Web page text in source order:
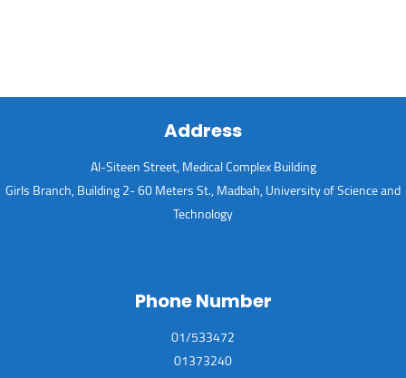
Address
Al-Siteen Street, Medical Complex Building
Girls Branch, Building 2- 60 Meters St., Madbah, University of Science and
Technology
Phone Number
01/533472
01373240